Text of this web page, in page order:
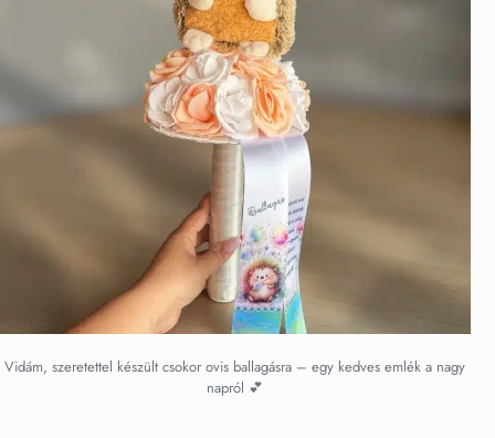
Vidám, szeretettel készült csokor ovis ballagásra – egy kedves emlék a nagy
napról 💕